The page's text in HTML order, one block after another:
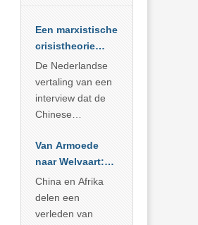
Een marxistische
crisistheorie
voor vandaag
De Nederlandse
vertaling van een
interview dat de
Chinese
Sociale
Wetenschappen
afnam van de
Britse
marxistische
Van Armoede
naar Welvaart:
Wat Afrika kan
leren van
China’s
China en Afrika
delen een
verleden van